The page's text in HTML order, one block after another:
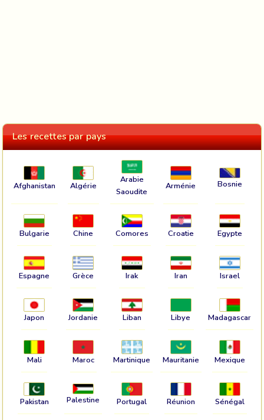
Les recettes par pays
Afghanistan Algérie
Arabie
Saoudite
Arménie Bosnie
Bulgarie Chine Comores Croatie Egypte
Espagne Grèce Irak Iran Israel
Japon Jordanie Liban Libye Madagascar
Mali Maroc Martinique Mauritanie Mexique
Pakistan Palestine Portugal Réunion Sénégal